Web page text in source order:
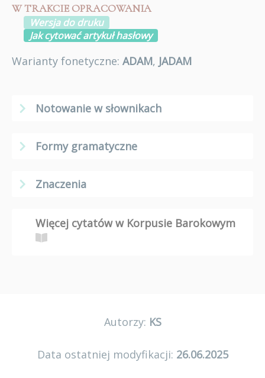
W TRAKCIE OPRACOWANIA
Wersja do druku
Jak cytować artykuł hasłowy
Warianty fonetyczne: ADAM, JADAM
Notowanie w słownikach
Formy gramatyczne
Znaczenia
Więcej cytatów w Korpusie Barokowym
Autorzy: KS
Data ostatniej modyfikacji: 26.06.2025